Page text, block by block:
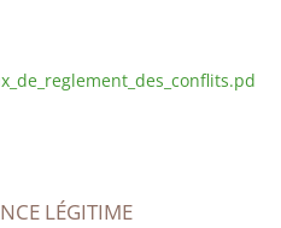
LÉGITIME